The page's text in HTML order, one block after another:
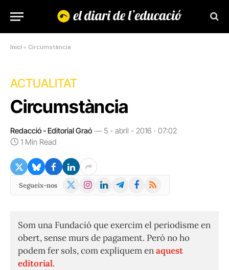
Inici » Circumstància
ACTUALITAT
Circumstància
Redacció - Editorial Graó
5 - abril - 2016 · 07:02
1 Min Read
Segueix-nos
X
Instagram
LinkedInTelegramFacebook
RSS
Som una Fundació que exercim el periodisme en
obert, sense murs de pagament. Però no ho
podem fer sols, com expliquem enaquest
editorial.